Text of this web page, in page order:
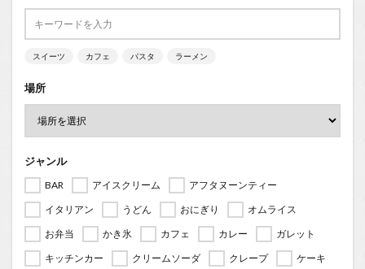
スイーツ カフェ パスタ ラーメン
場所
ジャンル
BAR アイスクリーム
アフタヌーンティー
イタリアン
うどん おにぎり
オムライス
お弁当
かき氷 カフェ カレー
ガレット
キッチンカー
クリームソーダ クレープ
ケーキ